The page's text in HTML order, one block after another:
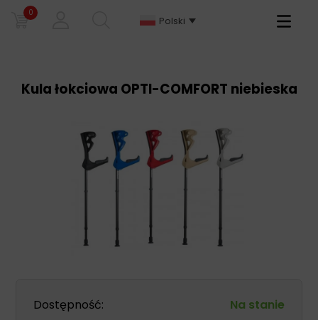
0
Polski
Primary
Kula łokciowa OPTI-COMFORT niebieska
Dostępność: Na stanie